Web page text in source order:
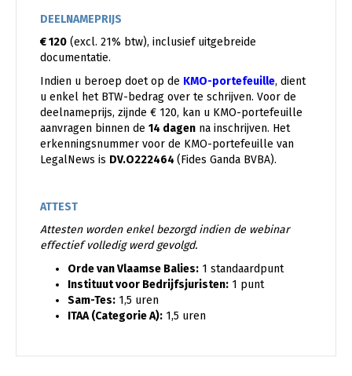
DEELNAMEPRIJS
€ 120 (excl. 21% btw), inclusief uitgebreide
documentatie.
Indien u beroep doet op de KMO-portefeuille, dient
u enkel het BTW-bedrag over te schrijven. Voor de
deelnameprijs, zijnde € 120, kan u KMO-portefeuille
aanvragen binnen de 14 dagen na inschrijven. Het
erkenningsnummer voor de KMO-portefeuille van
LegalNews is DV.O222464 (Fides Ganda BVBA).
ATTEST
Attesten worden enkel bezorgd indien de webinar
effectief volledig werd gevolgd.
Orde van Vlaamse Balies: 1 standaardpunt
Instituut voor Bedrijfsjuristen: 1 punt
Sam-Tes: 1,5 uren
ITAA (Categorie A): 1,5 uren